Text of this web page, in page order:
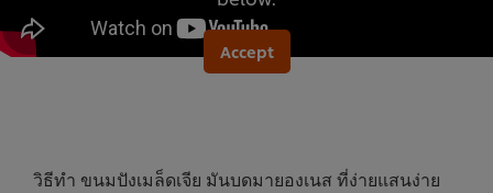
Accept
วิธีทำ ขนมปังเมล็ดเจีย มันบดมายองเนส ที่ง่ายแสนง่าย